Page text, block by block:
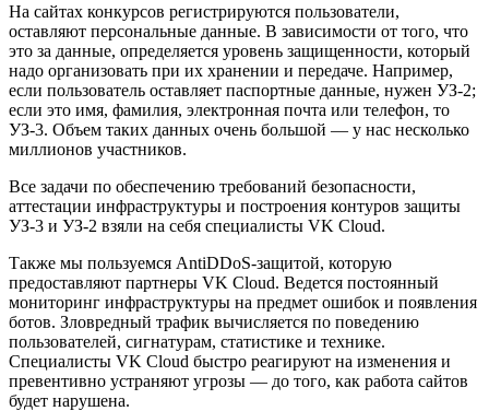
На сайтах конкурсов регистрируются пользователи,
оставляют персональные данные. В зависимости от того, что
это за данные, определяется уровень защищенности, который
надо организовать при их хранении и передаче. Например,
если пользователь оставляет паспортные данные, нужен УЗ-2;
если это имя, фамилия, электронная почта или телефон, то
УЗ-3. Объем таких данных очень большой — у нас несколько
миллионов участников.
Все задачи по обеспечению требований безопасности,
аттестации инфраструктуры и построения контуров защиты
УЗ-3 и УЗ-2 взяли на себя специалисты VK Cloud.
Также мы пользуемся AntiDDoS-защитой, которую
предоставляют партнеры VK Cloud. Ведется постоянный
мониторинг инфраструктуры на предмет ошибок и появления
ботов. Зловредный трафик вычисляется по поведению
пользователей, сигнатурам, статистике и технике.
Специалисты VK Cloud быстро реагируют на изменения и
превентивно устраняют угрозы — до того, как работа сайтов
будет нарушена.